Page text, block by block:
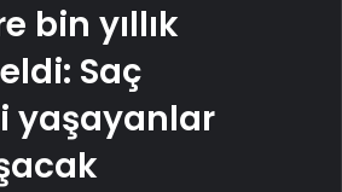
bin yıllık
Saç
yaşayanlar